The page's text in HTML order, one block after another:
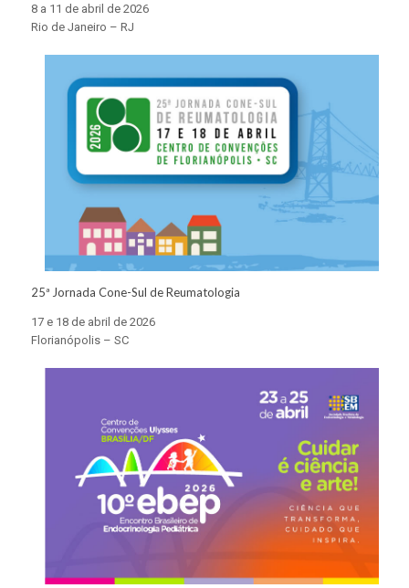
8 a 11 de abril de 2026
Rio de Janeiro – RJ
25ª Jornada Cone-Sul de Reumatologia
17 e 18 de abril de 2026
Florianópolis – SC